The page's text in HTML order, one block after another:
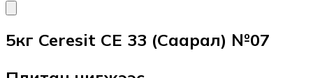
5кг Ceresit CE 33 (Саарал) №07